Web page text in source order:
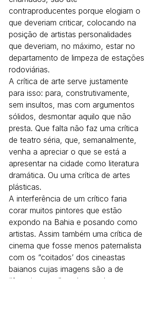
contraproducentes porque elogiam o
que deveriam criticar, colocando na
posição de artistas personalidades
que deveriam, no máximo, estar no
departamento de limpeza de estações
rodoviárias.
A crítica de arte serve justamente
para isso: para, construtivamente,
sem insultos, mas com argumentos
sólidos, desmontar aquilo que não
presta. Que falta não faz uma crítica
de teatro séria, que, semanalmente,
venha a apreciar o que se está a
apresentar na cidade como literatura
dramática. Ou uma crítica de artes
plásticas.
A interferência de um crítico faria
corar muitos pintores que estão
expondo na Bahia e posando como
artistas. Assim também uma crítica de
cinema que fosse menos paternalista
com os “coitados’ dos cineastas
baianos cujas imagens são a de
“franciscanos” em busca da